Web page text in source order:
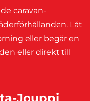
caravan-
Låt
eller begär en
eller direkt till
Jouppi